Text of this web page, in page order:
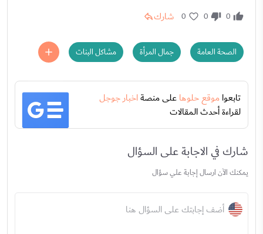
0
0
0 شارك
الصحة العامة جمال المرأة مشاكل البنات
تابعواموقع حلوهاعلى منصةاخبار جوجل
لقراءة أحدث المقالات
شارك في الاجابة على السؤال
يمكنك الآن ارسال إجابة علي سؤال
أضف إجابتك على السؤال هنا